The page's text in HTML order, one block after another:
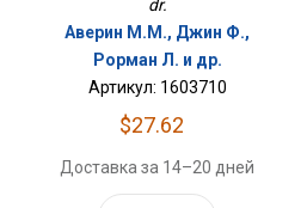
dr.
Аверин М.М., Джин Ф.,
Рорман Л. и др.
Артикул: 1603710
$27.62
Доставка за 14–20 дней